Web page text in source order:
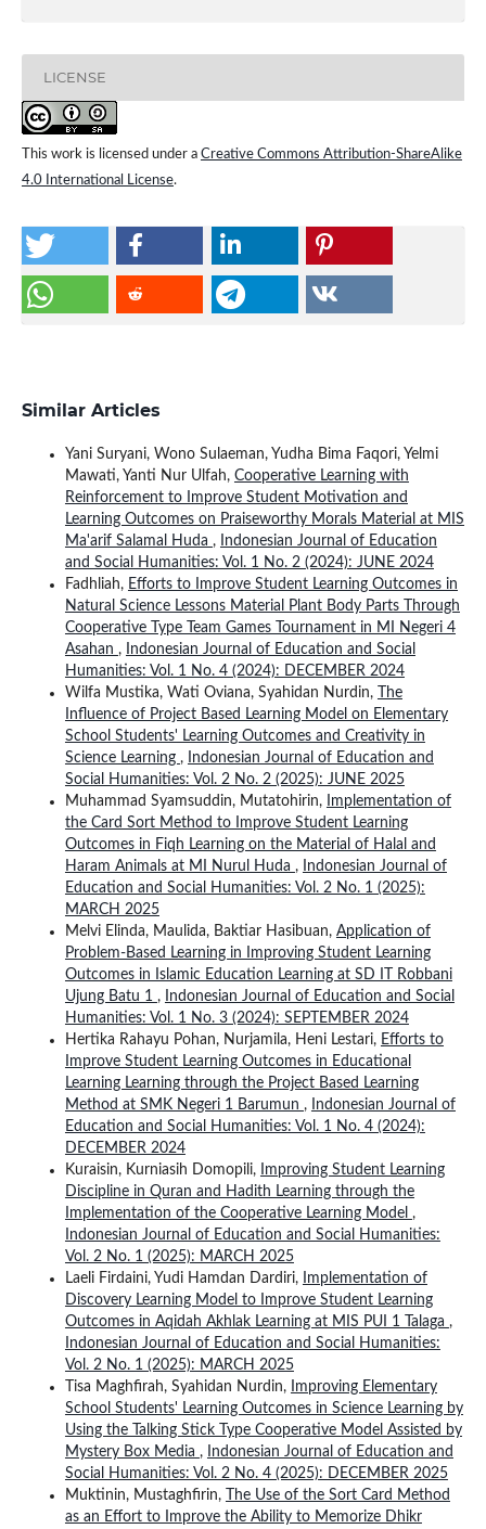
LICENSE
This work is licensed under a Creative Commons Attribution-ShareAlike
4.0 International License.
Similar Articles
Yani Suryani, Wono Sulaeman, Yudha Bima Faqori, Yelmi
Mawati, Yanti Nur Ulfah, Cooperative Learning with
Reinforcement to Improve Student Motivation and
Learning Outcomes on Praiseworthy Morals Material at MIS
Ma'arif Salamal Huda ,
Indonesian Journal of Education
and Social Humanities: Vol. 1 No. 2 (2024): JUNE 2024
Fadhliah, Efforts to Improve Student Learning Outcomes in
Natural Science Lessons Material Plant Body Parts Through
Cooperative Type Team Games Tournament in MI Negeri 4
Asahan ,
Indonesian Journal of Education and Social
Humanities: Vol. 1 No. 4 (2024): DECEMBER 2024
Wilfa Mustika, Wati Oviana, Syahidan Nurdin,
The
Influence of Project Based Learning Model on Elementary
School Students' Learning Outcomes and Creativity in
Science Learning ,
Indonesian Journal of Education and
Social Humanities: Vol. 2 No. 2 (2025): JUNE 2025
Muhammad Syamsuddin, Mutatohirin,
Implementation of
the Card Sort Method to Improve Student Learning
Outcomes in Fiqh Learning on the Material of Halal and
Haram Animals at MI Nurul Huda ,
Indonesian Journal of
Education and Social Humanities: Vol. 2 No. 1 (2025):
MARCH 2025
Melvi Elinda, Maulida, Baktiar Hasibuan, Application of
Problem-Based Learning in Improving Student Learning
Outcomes in Islamic Education Learning at SD IT Robbani
Ujung Batu 1 ,
Indonesian Journal of Education and Social
Humanities: Vol. 1 No. 3 (2024): SEPTEMBER 2024
Hertika Rahayu Pohan, Nurjamila, Heni Lestari, Efforts to
Improve Student Learning Outcomes in Educational
Learning Learning through the Project Based Learning
Method at SMK Negeri 1 Barumun ,
Indonesian Journal of
Education and Social Humanities: Vol. 1 No. 4 (2024):
DECEMBER 2024
Kuraisin, Kurniasih Domopili,
Improving Student Learning
Discipline in Quran and Hadith Learning through the
Implementation of the Cooperative Learning Model ,
Indonesian Journal of Education and Social Humanities:
Vol. 2 No. 1 (2025): MARCH 2025
Laeli Firdaini, Yudi Hamdan Dardiri,
Implementation of
Discovery Learning Model to Improve Student Learning
Outcomes in Aqidah Akhlak Learning at MIS PUI 1 Talaga ,
Indonesian Journal of Education and Social Humanities:
Vol. 2 No. 1 (2025): MARCH 2025
Tisa Maghfirah, Syahidan Nurdin,
Improving Elementary
School Students' Learning Outcomes in Science Learning by
Using the Talking Stick Type Cooperative Model Assisted by
Mystery Box Media ,
Indonesian Journal of Education and
Social Humanities: Vol. 2 No. 4 (2025): DECEMBER 2025
Muktinin, Mustaghfirin,
The Use of the Sort Card Method
as an Effort to Improve the Ability to Memorize Dhikr